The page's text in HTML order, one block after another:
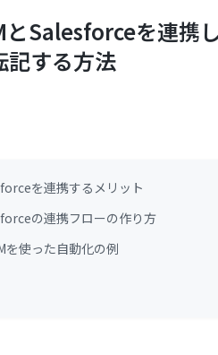
とSalesforceを連携
する方法
を連携するメリット
の連携フローの作り方
を使った自動化の例